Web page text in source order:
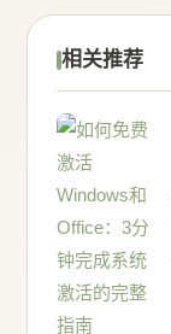
相关推荐